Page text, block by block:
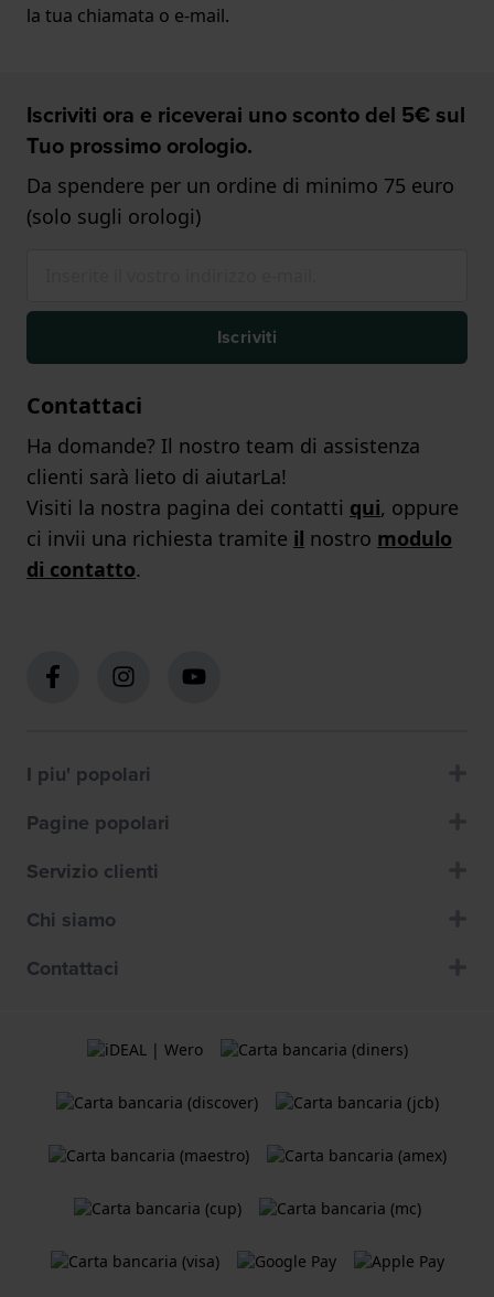
la tua chiamata o e-mail.
Iscriviti ora e riceverai uno sconto del 5€ sul
Tuo prossimo orologio.
Da spendere per un ordine di minimo 75 euro
(solo sugli orologi)
Iscriviti
Contattaci
Ha domande? Il nostro team di assistenza
clienti sarà lieto di aiutarLa!
Visiti la nostra pagina dei contatti qui, oppure
ci invii una richiesta tramite il nostro modulo
di contatto.
I piu' popolari
Pagine popolari
Servizio clienti
Chi siamo
Contattaci